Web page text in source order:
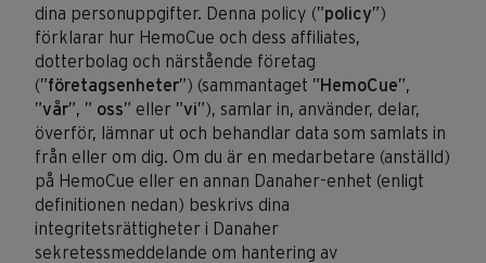
dina personuppgifter. Denna policy (”policy”)
förklarar hur HemoCue och dess affiliates,
dotterbolag och närstående företag
(”företagsenheter”) (sammantaget ”HemoCue”,
”vår”, ” oss” eller ”vi”), samlar in, använder, delar,
överför, lämnar ut och behandlar data som samlats in
från eller om dig. Om du är en medarbetare (anställd)
på HemoCue eller en annan Danaher-enhet (enligt
definitionen nedan) beskrivs dina
integritetsrättigheter i Danaher
sekretessmeddelande om hantering av